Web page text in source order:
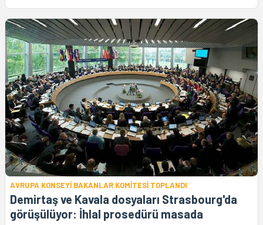
AVRUPA KONSEYİ BAKANLAR KOMİTESİ TOPLANDI
Demirtaş ve Kavala dosyaları Strasbourg'da
görüşülüyor: İhlal prosedürü masada